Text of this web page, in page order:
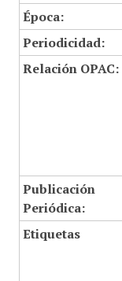
Época:
Periodicidad:
Relación OPAC:
Publicación
Periódica:
Etiquetas